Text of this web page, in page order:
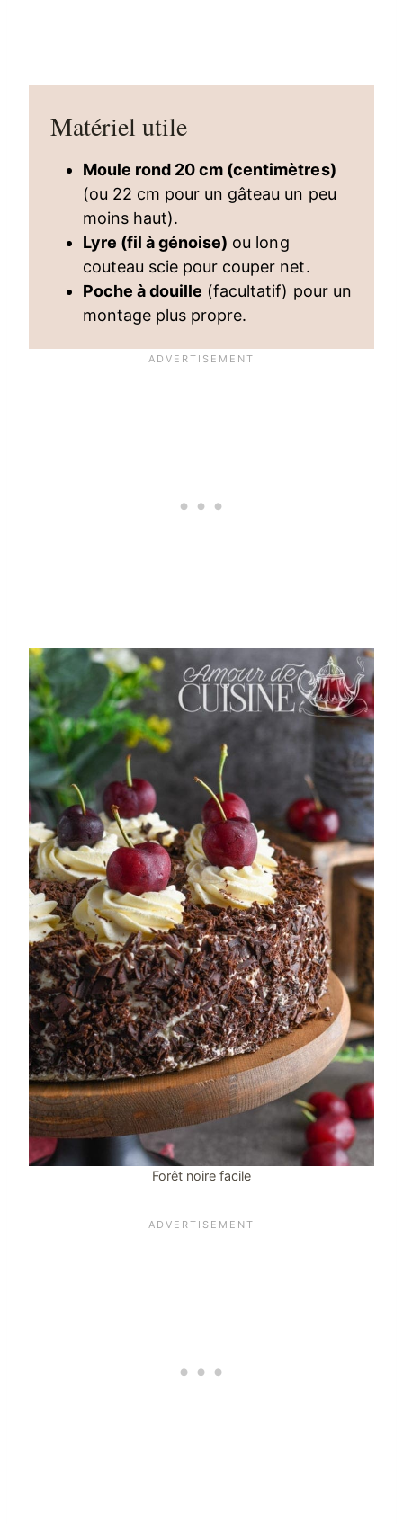
Matériel utile
Moule rond 20 cm (centimètres)
(ou 22 cm pour un gâteau un peu
moins haut).
Lyre (fil à génoise) ou long
couteau scie pour couper net.
Poche à douille (facultatif) pour un
montage plus propre.
Forêt noire facile